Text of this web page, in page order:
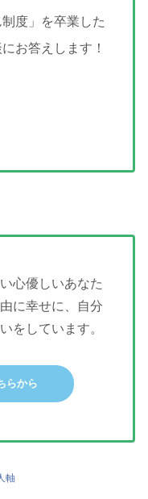
度」を卒業した
お答えします！
心優しいあなた
に幸せに、自分
をしています。
らから
軸